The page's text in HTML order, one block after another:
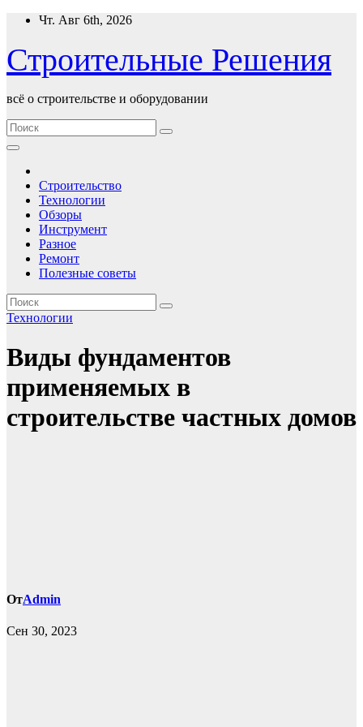
Перейти
содержимому
Чт. Авг 6th, 2026
Строительные Решения
всё о строительстве и оборудовании
Строительство
Технологии
Обзоры
Инструмент
Разное
Ремонт
Полезные советы
Технологии
Виды фундаментов
применяемых в
строительстве частных домов
ОтAdmin
Сен 30, 2023